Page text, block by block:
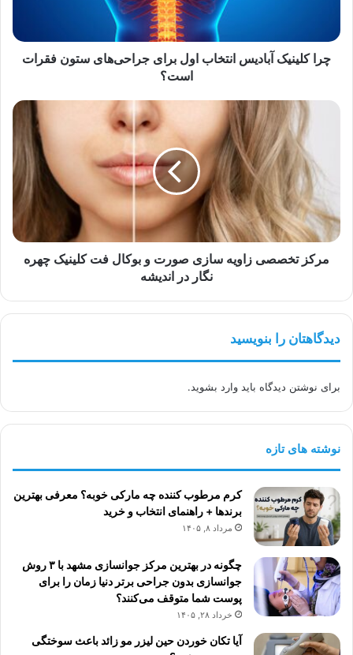
فقرات
است؟
چرا کلینیک آبادیس انتخاب اول برای جراحی‌های ستون فقرات
است؟
مرکز
تخصصی
صورت
بوکال
فت
کلینیک
چهرهمرکز تخصصی زاویه ‌سازی صورت و بوکال فت کلینیک چهره
‌نگار در اندیشه
دیدگاهتان را بنویسید
برای نوشتن دیدگاه باید وارد بشوید.
نوشته های تازه
کرم مرطوب کننده چه مارکی خوبه؟ معرفی بهترین
برندها + راهنمای انتخاب و خرید
مرداد ۸, ۱۴۰۵
چگونه در بهترین مرکز جوانسازی مشهد با ۳ روش
جوانسازی بدون جراحی برتر دنیا زمان را برای
پوست شما متوقف می‌کنند؟
خرداد ۲۸, ۱۴۰۵
آیا تکان خوردن حین لیزر مو زائد باعث سوختگی